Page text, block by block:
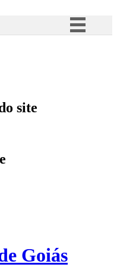
Acesso à informação
site
Goiás